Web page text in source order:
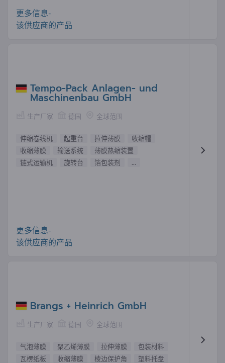
更多信息-
该供应商的产品
Tempo-Pack Anlagen- und
Maschinenbau GmbH
生产厂家 德国 全球范围
伸缩卷线机 起重台 拉伸薄膜
收缩帽
收缩薄膜
输送系统
薄膜热缩装置
链式运输机
旋转台 箔包装剂 ...
更多信息-
该供应商的产品
Brangs + Heinrich GmbH
生产厂家 德国 全球范围
气泡薄膜 聚乙烯薄膜 拉伸薄膜
包装材料
瓦楞纸板
收缩薄膜 棱边保护角
塑料托盘